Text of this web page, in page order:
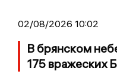
02/08/2026 10:02
В брянском
175 вражеских